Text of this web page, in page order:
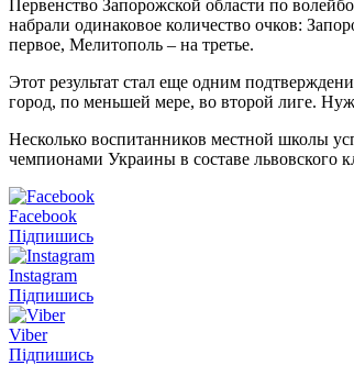
Первенство Запорожской области по
набрали одинаковое количество очков:
первое, Мелитополь – на третье.
Этот результат стал еще одним
город, по меньшей мере, во второй лиге.
Несколько воспитанников местной школы
чемпионами Украины в составе львовского
Facebook
Підпишись
Instagram
Підпишись
Viber
Підпишись